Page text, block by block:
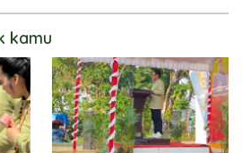
kamu